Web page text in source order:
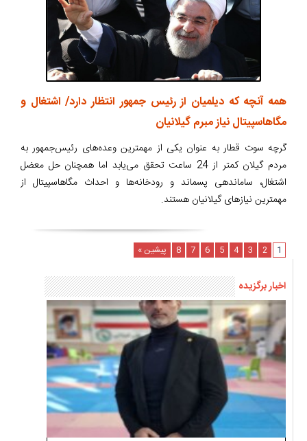
همه آنچه که دیلمیان از رئیس جمهور انتظار دارد/ اشتغال و
مگاهاسپیتال نیاز مبرم گیلانیان
گرچه سوت قطار به عنوان یکی از مهمترین‌ وعده‌های رئیس‌جمهور به
مردم گیلان کمتر از 24 ساعت تحقق می‌یابد اما همچنان حل معضل
اشتغال، ساماندهی پسماند و رودخانه‌ها و احداث مگاهاسپیتال از
مهمترین نیازهای گیلانیان هستند.
1
2
3
4
5
6
7
8 پیشین »
اخبار برگزیده